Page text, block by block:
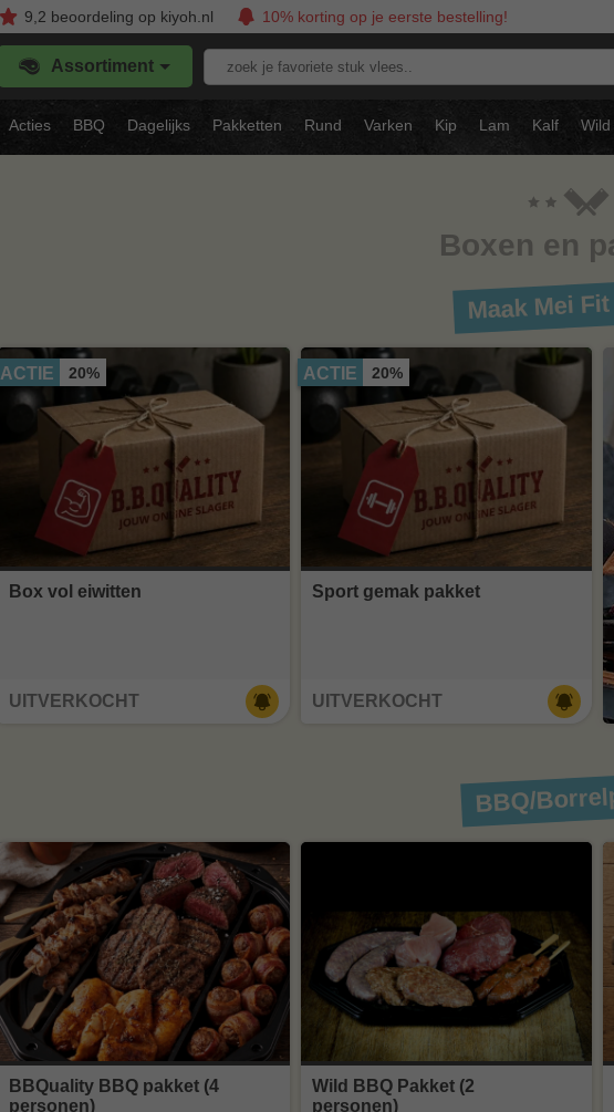
9,2 beoordelingop kiyoh.nl 10% korting op je eerste bestelling!
Assortiment
Zoek
stuk
vlees..
Acties BBQ Dagelijks Pakketten Rund Varken Kip Lam Kalf Wild
Boxen en
Maak Mei
ACTIE 20%
Box vol eiwitten
UITVERKOCHT
ACTIE 20%
Sport gemak pakket
UITVERKOCHT
BBQ/
BBQuality BBQ pakket (4
personen)
Wild BBQ Pakket (2
personen)